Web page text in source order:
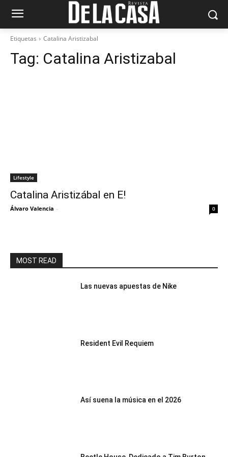
Etiquetas Catalina Aristizabal
Tag: Catalina Aristizabal
Lifestyle
Catalina Aristizábal en E!
Álvaro Valencia - 0
MOST READ
Las nuevas apuestas de Nike
Resident Evil Requiem
Así suena la música en el 2026